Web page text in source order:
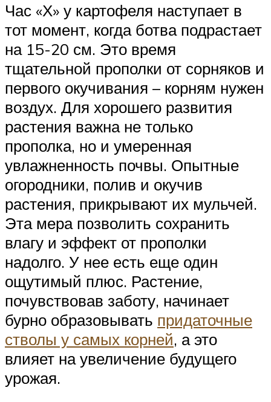
Час «Х» у картофеля наступает в
тот момент, когда ботва подрастает
на 15-20 см. Это время
тщательной прополки от сорняков и
первого окучивания – корням нужен
воздух. Для хорошего развития
растения важна не только
прополка, но и умеренная
увлажненность почвы. Опытные
огородники, полив и окучив
растения, прикрывают их мульчей.
Эта мера позволить сохранить
влагу и эффект от прополки
надолго. У нее есть еще один
ощутимый плюс. Растение,
почувствовав заботу, начинает
бурно образовывать придаточные
стволы у самых корней, а это
влияет на увеличение будущего
урожая.